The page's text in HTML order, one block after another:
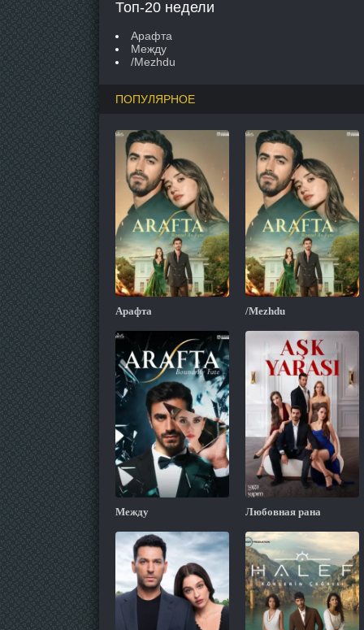
Топ-20 недели
Арафта
Между
/Mezhdu
ПОПУЛЯРНОЕ
Арафта /Mezhdu
Между Любовная рана